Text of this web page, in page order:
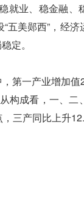
就业、稳金融、
五美郧西”，经
定。
第一产业增加值
构成看，一、二
三产同比上升